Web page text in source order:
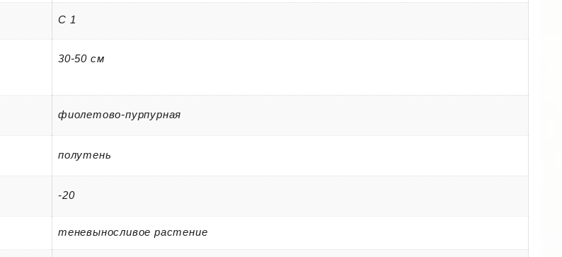
С 1
30-50 см
фиолетово-пурпурная
полутень
-20
теневыносливое растение